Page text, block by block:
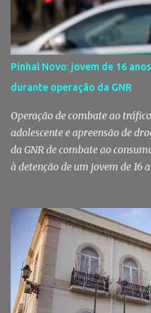
essencial da festa de 1 de
primeira edição, a White Party
uma pista de dança ao ar
gerações, um momento de
mas também o reflexo daquilo
capacidade de transformar
mobiliza milhares de pessoas.
Pinhal Novo: jovem de 16
durante operação da GNR
Operação de combate ao
adolescente e apreensão de
da GNR de combate ao
à detenção de um jovem de 16
das autoridades sobre este
Setúbal. Droga, arma branca
jovem de 16 anos foi detido na
suspeitas da prática do crime
localidade de Pinhal Novo. A
Territorial de Setúbal da GNR,